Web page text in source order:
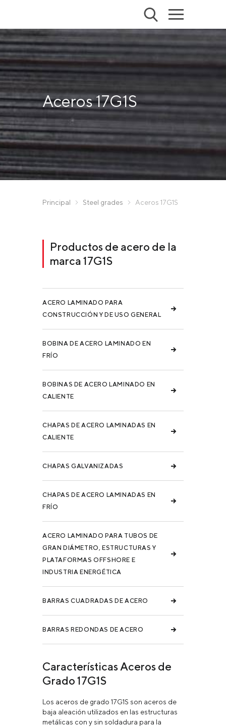
Aceros 17G1S
Principal Steel grades Aceros 17G1S
Productos de acero de la
marca 17G1S
ACERO LAMINADO PARA
CONSTRUCCIÓN Y DE USO GENERAL
BOBINA DE ACERO LAMINADO EN
FRÍO
BOBINAS DE ACERO LAMINADO EN
CALIENTE
CHAPAS DE ACERO LAMINADAS EN
CALIENTE
CHAPAS GALVANIZADAS
CHAPAS DE ACERO LAMINADAS EN
FRÍO
ACERO LAMINADO PARA TUBOS DE
GRAN DIÁMETRO, ESTRUCTURAS Y
PLATAFORMAS OFFSHORE E
INDUSTRIA ENERGÉTICA
BARRAS CUADRADAS DE ACERO
BARRAS REDONDAS DE ACERO
Características Aceros de
Grado 17G1S
Los aceros de grado 17G1S son aceros de
baja aleación utilizados en las estructuras
metálicas con y sin soldadura para la